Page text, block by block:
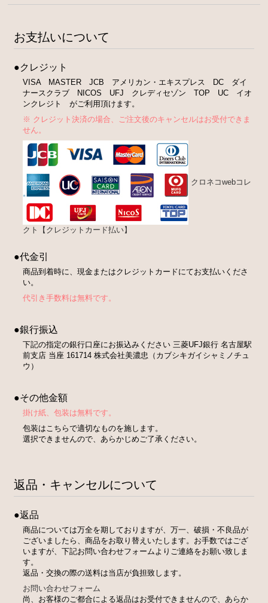
お支払いについて
●クレジット
VISA MASTER JCB アメリカン・エキスプレス DC ダイ
ナースクラブ NICOS UFJ クレディセゾン TOP UC イオ
ンクレジト がご利用頂けます。
※ クレジット決済の場合、ご注文後のキャンセルはお受付できま
せん。
クロネコwebコレ
クト【クレジットカード払い】
●代金引
商品到着時に、現金またはクレジットカードにてお支払いくださ
い。
代引き手数料は無料です。
●銀行振込
下記の指定の銀行口座にお振込みください 三菱UFJ銀行 名古屋駅
前支店 当座 161714 株式会社美濃忠（カブシキガイシャミノチュ
ウ）
●その他金額
掛け紙、包装は無料です。
包装はこちらで適切なものを施します。
選択できませんので、あらかじめご了承ください。
返品・キャンセルについて
●返品
商品については万全を期しておりますが、万一、破損・不良品が
ございましたら、商品をお取り替えいたします。お手数ではござ
いますが、下記お問い合わせフォームよりご連絡をお願い致しま
す。
返品・交換の際の送料は当店が負担致します。
お問い合わせフォーム
尚、お客様のご都合による返品はお受付できませんので、あらか